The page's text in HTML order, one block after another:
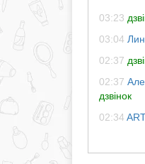
03:23
03:04
02:37
02:37
дзвінок
02:34